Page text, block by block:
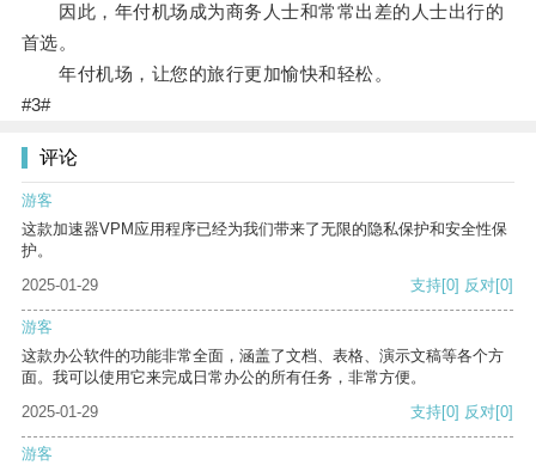
因此，年付机场成为商务人士和常常出差的人士出行的
首选。
年付机场，让您的旅行更加愉快和轻松。
#3#
评论
游客
这款加速器VPM应用程序已经为我们带来了无限的隐私保护和安全性保
护。
2025-01-29
支持[0] 反对[0]
游客
这款办公软件的功能非常全面，涵盖了文档、表格、演示文稿等各个方
面。我可以使用它来完成日常办公的所有任务，非常方便。
2025-01-29
支持[0] 反对[0]
游客